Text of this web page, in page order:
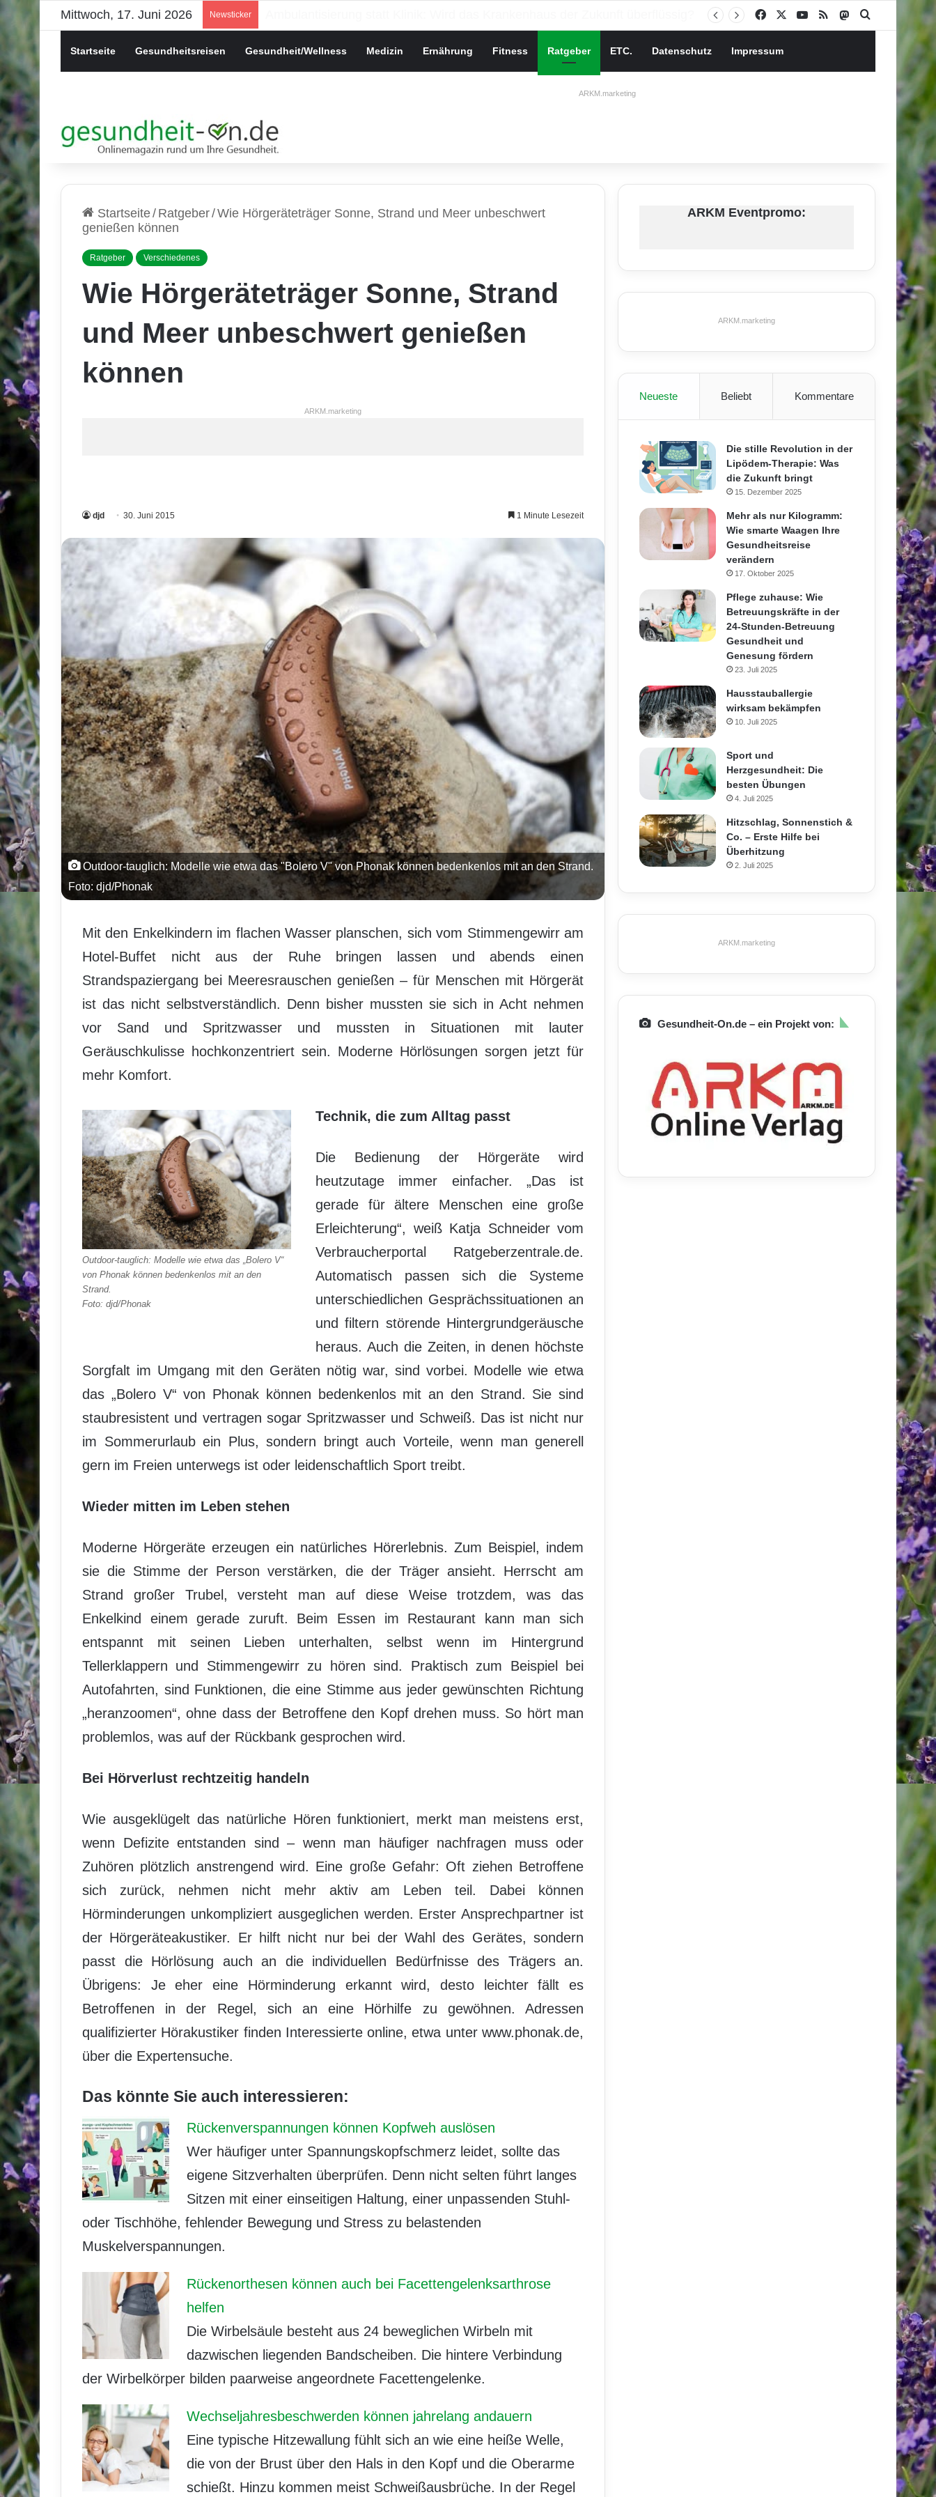
Mittwoch, 17. Juni 2026 Newsticker Facebook YouTube
RSS MastodonSuchen nach
Startseite Gesundheitsreisen Gesundheit/Wellness Medizin Ernährung Fitness Ratgeber ETC. Datenschutz Impressum
ARKM.marketing
Startseite/ Ratgeber/Wie Hörgeräteträger Sonne, Strand und Meer unbeschwert
genießen können
Ratgeber Verschiedenes
Wie Hörgeräteträger Sonne, Strand
und Meer unbeschwert genießen
können
ARKM.marketing
djd 30. Juni 2015 1 Minute Lesezeit
Outdoor-tauglich: Modelle wie etwa das "Bolero V" von Phonak können bedenkenlos mit an den Strand.
Foto: djd/Phonak
Mit den Enkelkindern im flachen Wasser planschen, sich vom Stimmengewirr am
Hotel-Buffet nicht aus der Ruhe bringen lassen und abends einen
Strandspaziergang bei Meeresrauschen genießen – für Menschen mit Hörgerät
ist das nicht selbstverständlich. Denn bisher mussten sie sich in Acht nehmen
vor Sand und Spritzwasser und mussten in Situationen mit lauter
Geräuschkulisse hochkonzentriert sein. Moderne Hörlösungen sorgen jetzt für
mehr Komfort.
Outdoor-tauglich: Modelle wie etwa das „Bolero V“
von Phonak können bedenkenlos mit an den
Strand.
Foto: djd/Phonak
Technik, die zum Alltag passt
Die Bedienung der Hörgeräte wird
heutzutage immer einfacher. „Das ist
gerade für ältere Menschen eine große
Erleichterung“, weiß Katja Schneider vom
Verbraucherportal Ratgeberzentrale.de.
Automatisch passen sich die Systeme
unterschiedlichen Gesprächssituationen an
und filtern störende Hintergrundgeräusche
heraus. Auch die Zeiten, in denen höchste
Sorgfalt im Umgang mit den Geräten nötig war, sind vorbei. Modelle wie etwa
das „Bolero V“ von Phonak können bedenkenlos mit an den Strand. Sie sind
staubresistent und vertragen sogar Spritzwasser und Schweiß. Das ist nicht nur
im Sommerurlaub ein Plus, sondern bringt auch Vorteile, wenn man generell
gern im Freien unterwegs ist oder leidenschaftlich Sport treibt.
Wieder mitten im Leben stehen
Moderne Hörgeräte erzeugen ein natürliches Hörerlebnis. Zum Beispiel, indem
sie die Stimme der Person verstärken, die der Träger ansieht. Herrscht am
Strand großer Trubel, versteht man auf diese Weise trotzdem, was das
Enkelkind einem gerade zuruft. Beim Essen im Restaurant kann man sich
entspannt mit seinen Lieben unterhalten, selbst wenn im Hintergrund
Tellerklappern und Stimmengewirr zu hören sind. Praktisch zum Beispiel bei
Autofahrten, sind Funktionen, die eine Stimme aus jeder gewünschten Richtung
„heranzoomen“, ohne dass der Betroffene den Kopf drehen muss. So hört man
problemlos, was auf der Rückbank gesprochen wird.
Bei Hörverlust rechtzeitig handeln
Wie ausgeklügelt das natürliche Hören funktioniert, merkt man meistens erst,
wenn Defizite entstanden sind – wenn man häufiger nachfragen muss oder
Zuhören plötzlich anstrengend wird. Eine große Gefahr: Oft ziehen Betroffene
sich zurück, nehmen nicht mehr aktiv am Leben teil. Dabei können
Hörminderungen unkompliziert ausgeglichen werden. Erster Ansprechpartner ist
der Hörgeräteakustiker. Er hilft nicht nur bei der Wahl des Gerätes, sondern
passt die Hörlösung auch an die individuellen Bedürfnisse des Trägers an.
Übrigens: Je eher eine Hörminderung erkannt wird, desto leichter fällt es
Betroffenen in der Regel, sich an eine Hörhilfe zu gewöhnen. Adressen
qualifizierter Hörakustiker finden Interessierte online, etwa unter www.phonak.de,
über die Expertensuche.
Das könnte Sie auch interessieren:
Rückenverspannungen können Kopfweh auslösen
Wer häufiger unter Spannungskopfschmerz leidet, sollte das
eigene Sitzverhalten überprüfen. Denn nicht selten führt langes
Sitzen mit einer einseitigen Haltung, einer unpassenden Stuhl-
oder Tischhöhe, fehlender Bewegung und Stress zu belastenden
Muskelverspannungen.
Rückenorthesen können auch bei Facettengelenksarthrose
helfen
Die Wirbelsäule besteht aus 24 beweglichen Wirbeln mit
dazwischen liegenden Bandscheiben. Die hintere Verbindung
der Wirbelkörper bilden paarweise angeordnete Facettengelenke.
Wechseljahresbeschwerden können jahrelang andauern
Eine typische Hitzewallung fühlt sich an wie eine heiße Welle,
die von der Brust über den Hals in den Kopf und die Oberarme
schießt. Hinzu kommen meist Schweißausbrüche. In der Regel
ARKM Eventpromo:
ARKM.marketing
Neueste Beliebt Kommentare
Die stille Revolution in der
Lipödem-Therapie: Was
die Zukunft bringt
15. Dezember 2025
Mehr als nur Kilogramm:
Wie smarte Waagen Ihre
Gesundheitsreise
verändern
17. Oktober 2025
Pflege zuhause: Wie
Betreuungskräfte in der
24-Stunden-Betreuung
Gesundheit und
Genesung fördern
23. Juli 2025
Hausstauballergie
wirksam bekämpfen
10. Juli 2025
Sport und
Herzgesundheit: Die
besten Übungen
4. Juli 2025
Hitzschlag, Sonnenstich &
Co. – Erste Hilfe bei
Überhitzung
2. Juli 2025
ARKM.marketing
Gesundheit-On.de – ein Projekt von: